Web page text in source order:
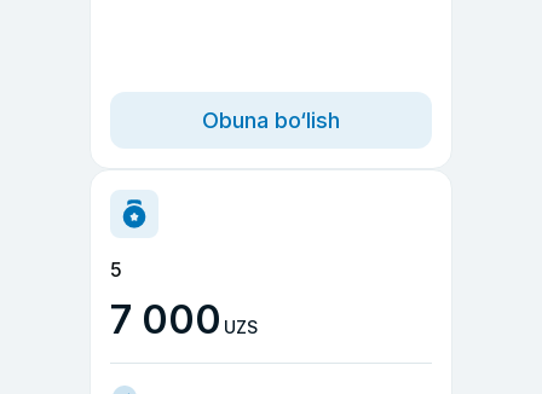
Obuna bo‘lish
5
7 000 UZS